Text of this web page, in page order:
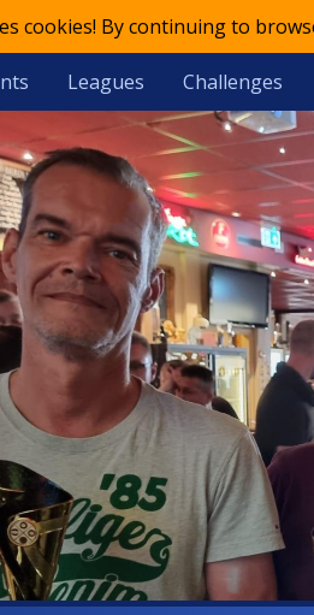
cookies! By continuing to
Leagues Challenges